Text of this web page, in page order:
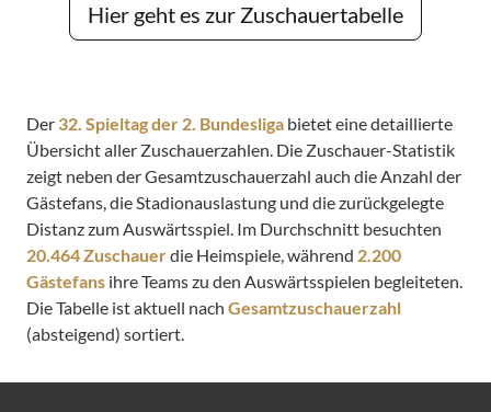
Hier geht es zur Zuschauertabelle
Der 32. Spieltag der 2. Bundesliga bietet eine detaillierte
Übersicht aller Zuschauerzahlen. Die Zuschauer-Statistik
zeigt neben der Gesamtzuschauerzahl auch die Anzahl der
Gästefans, die Stadionauslastung und die zurückgelegte
Distanz zum Auswärtsspiel. Im Durchschnitt besuchten
20.464 Zuschauerdie Heimspiele, während 2.200
Gästefans ihre Teams zu den Auswärtsspielen begleiteten.
Die Tabelle ist aktuell nach Gesamtzuschauerzahl
(absteigend) sortiert.